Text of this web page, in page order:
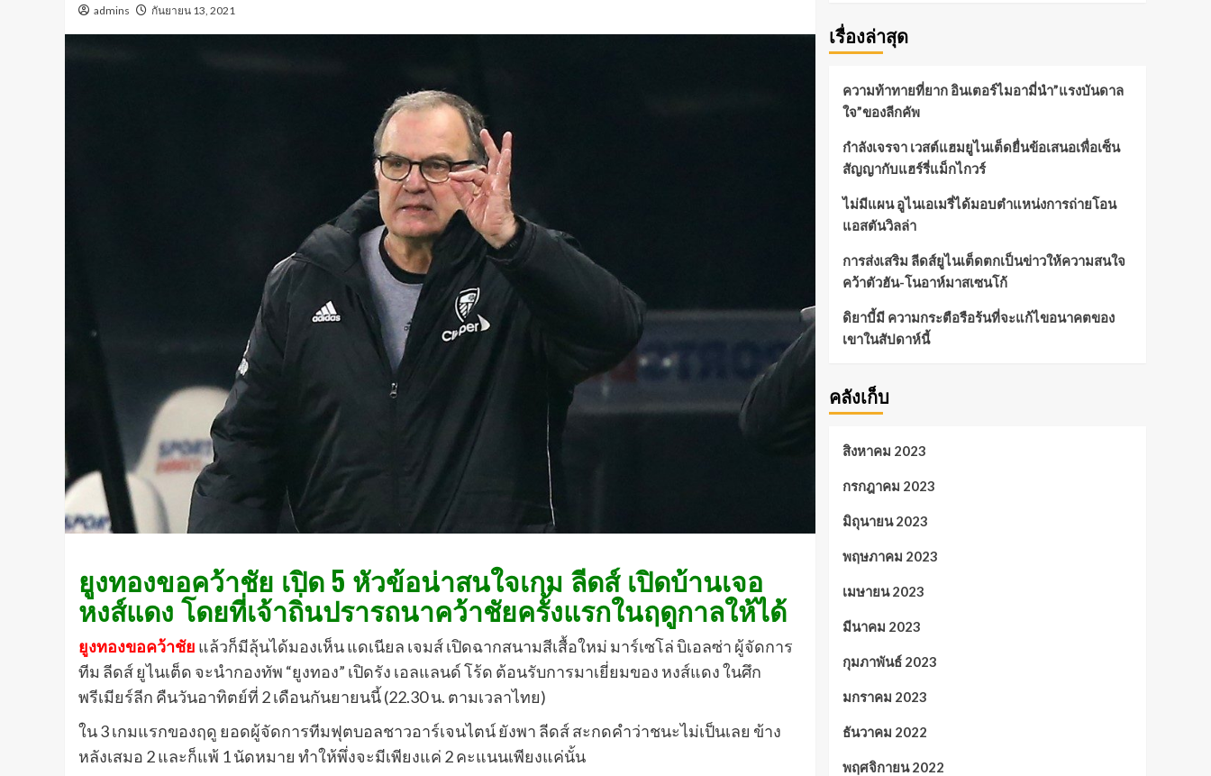
admins กันยายน 13, 2021
ยูงทองขอคว้าชัย เปิด 5 หัวข้อน่าสนใจเกม ลีดส์ เปิดบ้านเจอ
หงส์แดง โดยที่เจ้าถิ่นปรารถนาคว้าชัยครั้งแรกในฤดูกาลให้ได้
ยูงทองขอคว้าชัย แล้วก็มีลุ้นได้มองเห็น แดเนียล เจมส์ เปิดฉากสนามสีเสื้อใหม่ มาร์เซโล่ บิเอลซ่า ผู้จัดการ
ทีม ลีดส์ ยูไนเต็ด จะนำกองทัพ “ยูงทอง” เปิดรัง เอลแลนด์ โร้ด ต้อนรับการมาเยี่ยมของ หงส์แดง ในศึก
พรีเมียร์ลีก คืนวันอาทิตย์ที่ 2 เดือนกันยายนนี้ (22.30 น. ตามเวลาไทย)
ใน 3 เกมแรกของฤดู ยอดผู้จัดการทีมฟุตบอลชาวอาร์เจนไตน์ ยังพา ลีดส์ สะกดคำว่าชนะไม่เป็นเลย ข้าง
หลังเสมอ 2 และก็แพ้ 1 นัดหมาย ทำให้พึ่งจะมีเพียงแค่ 2 คะแนนเพียงแค่นั้น
เรื่องล่าสุด
ความท้าทายที่ยาก อินเตอร์ไมอามี่นำ”แรงบันดาล
ใจ”ของลีกคัพ
กำลังเจรจา เวสต์แฮมยูไนเต็ดยื่นข้อเสนอเพื่อเซ็น
สัญญากับแฮร์รี่แม็กไกวร์
ไม่มีแผน อูไนเอเมรี่ได้มอบตำแหน่งการถ่ายโอน
แอสตันวิลล่า
การส่งเสริม ลีดส์ยูไนเต็ดตกเป็นข่าวให้ความสนใจ
คว้าตัวฮัน-โนอาห์มาสเซนโก้
ดิยาบี้มี ความกระตือรือร้นที่จะแก้ไขอนาคตของ
เขาในสัปดาห์นี้
คลังเก็บ
สิงหาคม 2023
กรกฎาคม 2023
มิถุนายน 2023
พฤษภาคม 2023
เมษายน 2023
มีนาคม 2023
กุมภาพันธ์ 2023
มกราคม 2023
ธันวาคม 2022
พฤศจิกายน 2022